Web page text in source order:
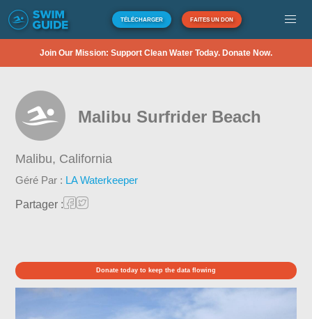
TÉLÉCHARGER FAITES UN DON
Join Our Mission: Support Clean Water Today. Donate Now.
Malibu Surfrider Beach
Malibu, California
Géré Par : LA Waterkeeper
Partager :
Donate today to keep the data flowing